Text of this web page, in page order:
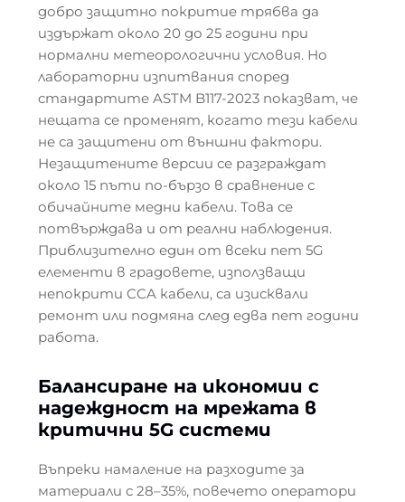
добро защитно покритие трябва да
издържат около 20 до 25 години при
нормални метеорологични условия. Но
лабораторни изпитвания според
стандартите ASTM B117-2023 показват, че
нещата се променят, когато тези кабели
не са защитени от външни фактори.
Незащитените версии се разграждат
около 15 пъти по-бързо в сравнение с
обичайните медни кабели. Това се
потвърждава и от реални наблюдения.
Приблизително един от всеки пет 5G
елементи в градовете, използващи
непокрити CCA кабели, са изисквали
ремонт или подмяна след едва пет години
работа.
Балансиране на икономии с
надеждност на мрежата в
критични 5G системи
Въпреки намаление на разходите за
материали с 28–35%, повечето оператори